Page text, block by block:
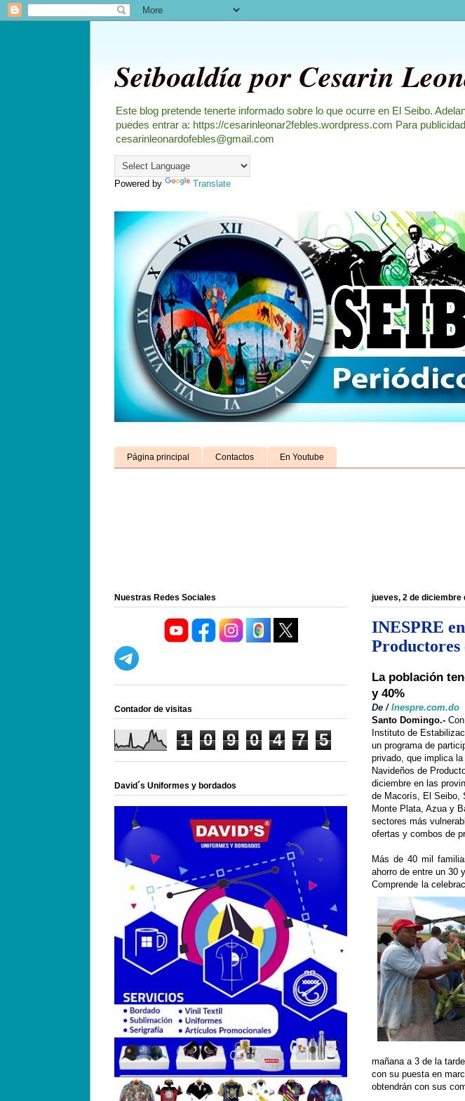
Seiboaldía por Cesarin
Este blog pretende tenerte informado sobre lo que ocurre en El Seibo.
puedes entrar a: https://cesarinleonar2febles.wordpress.com Para
cesarinleonardofebles@gmail.com
Powered by Translate
Página principal Contactos En Youtube
jueves, 2 de diciembre
INESPRE
Productores
La población
y 40%
De / Inespre.com.do
Santo Domingo.-
Instituto de
un programa de
privado, que implica
Navideños de
diciembre en las
de Macorís, El Seibo,
Monte Plata, Azua y
sectores más
ofertas y combos de
Más de 40 mil
ahorro de entre un 30
Comprende la
mañana a 3 de la
con su puesta en
obtendrán con sus
Nuestras Redes Sociales
Contador de visitas
1 0 9 0 4 7 5
David´s Uniformes y bordados